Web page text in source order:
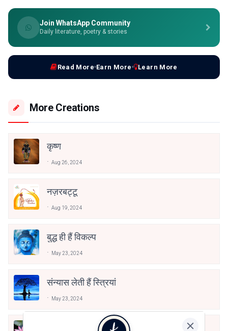
Join WhatsApp Community
Daily literature, poetry & stories
Read More Earn More Learn More
More Creations
कृष्ण
Aug 26, 2024
नज़रबट्टू
Aug 19, 2024
बुद्ध ही हैं विकल्प
May 23, 2024
संन्यास लेती हैं स्त्रियां
May 23, 2024
वृक्ष होते हैं प्रेम के पर्याय